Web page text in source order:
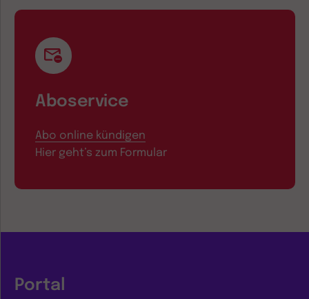
Aboservice
Abo online kündigen
Hier geht’s zum Formular
Portal